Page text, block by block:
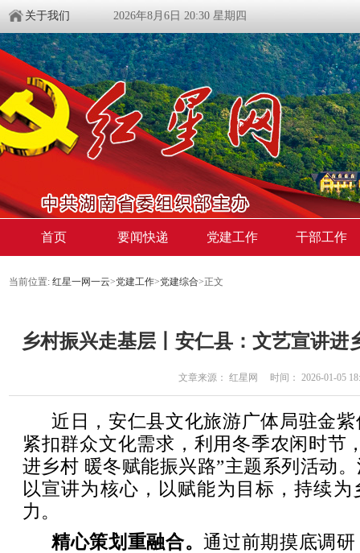
关于我们 2026年8月6日 20:30 星期四
首页 要闻快递 党建工作 干部工作
当前位置: 红星一网一云>党建工作>党建综合>正文
乡村振兴走基层丨安仁县：文艺宣讲进
文章来源： 红星网 时间： 2026-01-05
近日，安仁县文化旅游广体局驻金
紧扣群众文化需求，利用冬季农闲时节
进乡村 暖冬赋能振兴路”主题系列活动
以宣讲为核心，以赋能为目标，持续
力。
精心策划重融合。通过前期摸底调